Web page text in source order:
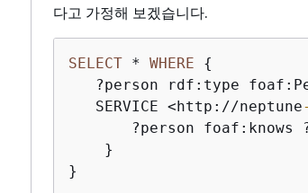
다고 가정해 보겠습니다.
SELECT * WHERE
{
?person rdf:type
   SERVICE
<http: //neptune
?person foaf:knows
    }
}